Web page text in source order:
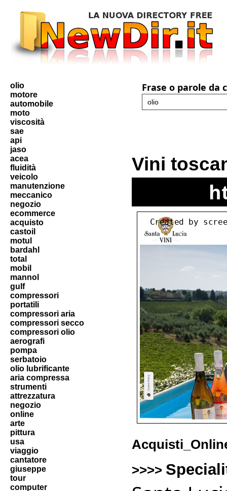
olio
motore
automobile
moto
viscosità
sae
api
jaso
acea
fluidità
veicolo
manutenzione
meccanico
negozio
ecommerce
acquisto
castoil
motul
bardahl
total
mobil
mannol
gulf
compressori
portatili
compressori aria
compressori secco
compressori olio
aerografi
pompa
serbatoio
olio lubrificante
aria compressa
strumenti
attrezzatura
negozio
online
arte
pittura
usa
viaggio
cantatore
giuseppe
tour
computer
Frase o parole da
Vini
>>>>